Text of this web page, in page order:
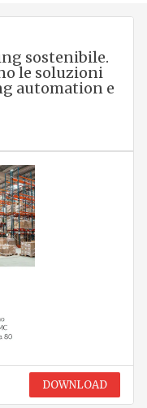
sostenibile.
le soluzioni
automation e
DOWNLOAD